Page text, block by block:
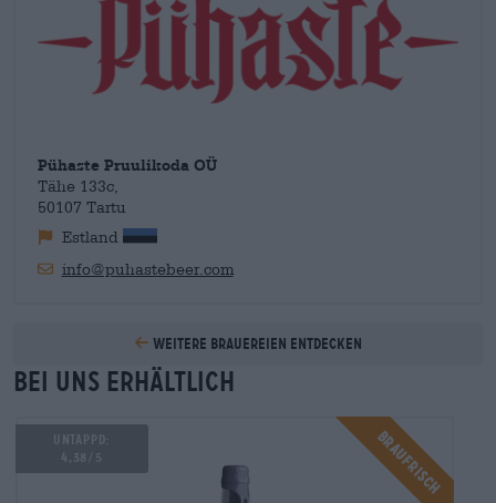
Vom schokoladigen Stout über fassgereiftes Bier mit exotischer
Vanille bis hin zum saftigen Black Double IPA findet sich hier
für jeden Gusto ein passendes Bier.
Pühaste Pruulikoda OÜ
Tähe 133c,
50107 Tartu
Estland
info@puhastebeer.com
Weitere Brauereien entdecken
Bei uns erhältlich
Braufrisch
UNTAPPD:
4,38/5